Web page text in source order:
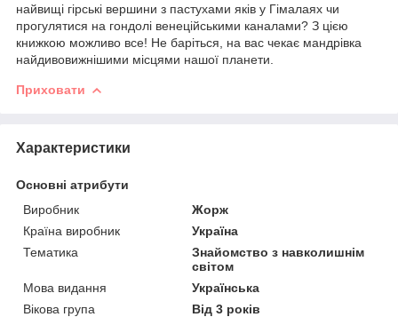
найвищі гірські вершини з пастухами яків у Гімалаях чи
прогулятися на гондолі венеційськими каналами? З цією
книжкою можливо все! Не баріться, на вас чекає мандрівка
найдивовижнішими місцями нашої планети.
Приховати
Характеристики
Основні атрибути
Виробник
Жорж
Країна виробник
Україна
Тематика
Знайомство з навколишнім
світом
Мова видання
Українська
Вікова група
Від 3 років